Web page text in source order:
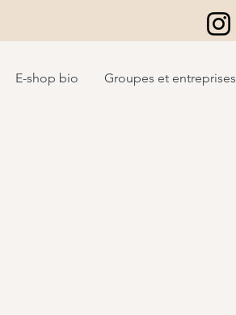
E-shop bio Groupes et entreprises